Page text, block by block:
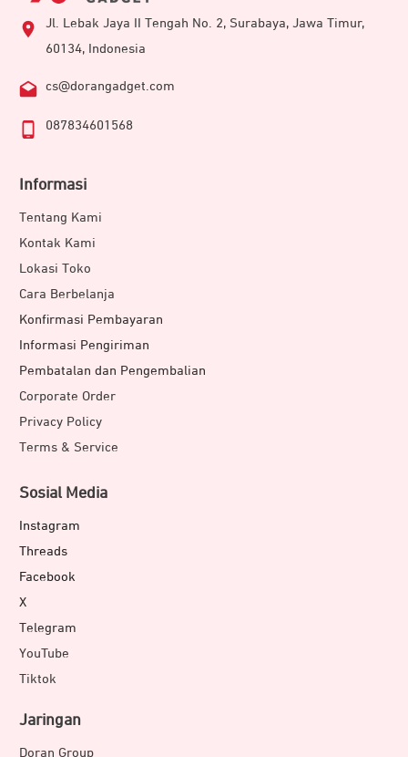
Jl. Lebak Jaya II Tengah No. 2, Surabaya, Jawa Timur,
60134, Indonesia
cs@dorangadget.com
087834601568
Informasi
Tentang Kami
Kontak Kami
Lokasi Toko
Cara Berbelanja
Konfirmasi Pembayaran
Informasi Pengiriman
Pembatalan dan Pengembalian
Corporate Order
Privacy Policy
Terms & Service
Sosial Media
Instagram
Threads
Facebook
X
Telegram
YouTube
Tiktok
Jaringan
Doran Group